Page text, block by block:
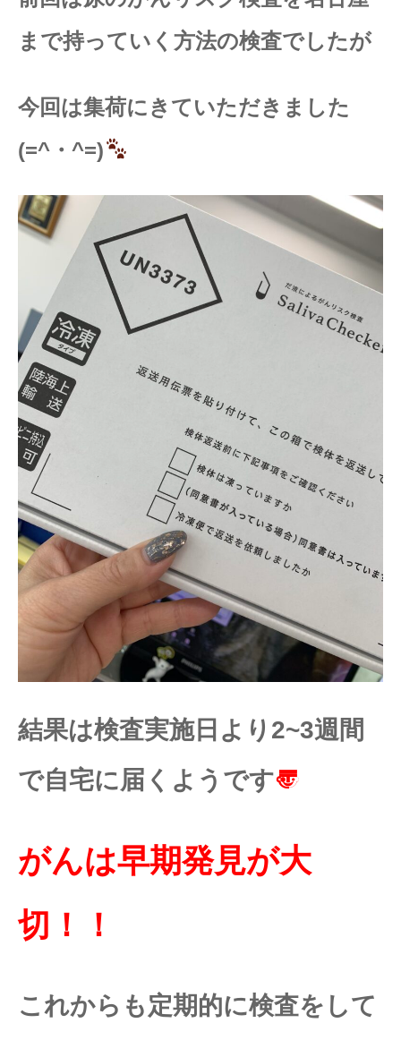
まで持っていく方法の検査でしたが
今回は集荷にきていただきました
(=^・^=)
結果は検査実施日より2~3週間
で自宅に届くようです〠
がんは早期発見が大
切！！
これからも定期的に検査をして